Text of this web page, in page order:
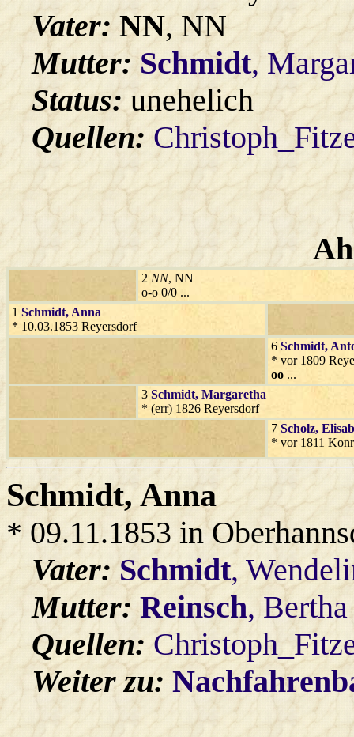
Vater:NN, NN
Mutter:Schmidt,
Status: unehelich
Quellen:
2 NN, NN
o-o 0/0 ...
1 Schmidt, Anna
* 10.03.1853 Reyersdorf
6 Schmidt,
* vor 1809
oo ...
3 Schmidt, Margaretha
* (err) 1826 Reyersdorf
7 Scholz,
* vor 1811
Schmidt, Anna
* 09.11.1853 in
Vater:Schmidt,
Mutter:Reinsch, Bertha
Quellen:
Weiter zu: